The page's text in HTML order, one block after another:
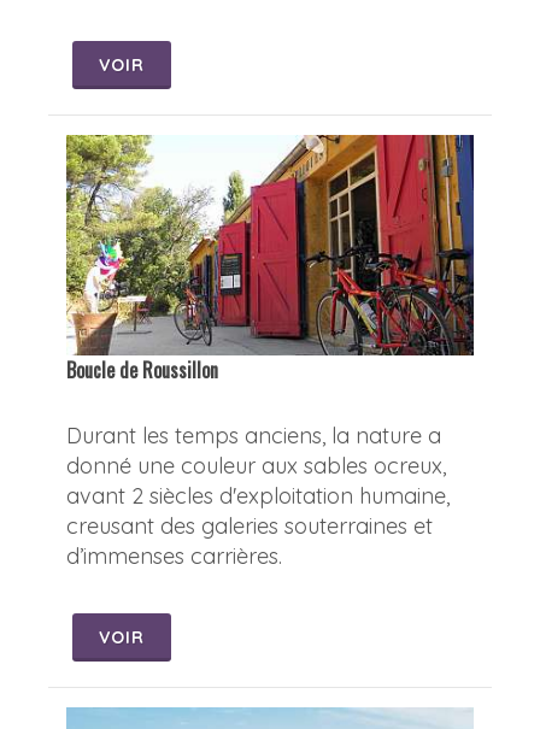
VOIR
Boucle de Roussillon
Durant les temps anciens, la nature a
donné une couleur aux sables ocreux,
avant 2 siècles d'exploitation humaine,
creusant des galeries souterraines et
d’immenses carrières.
VOIR